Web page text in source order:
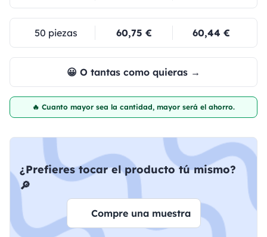
50 piezas 60,75 € 60,44 €
😀 O tantas como quieras →
🔥 Cuanto mayor sea la cantidad, mayor será el ahorro.
¿Prefieres tocar el producto tú mismo?
🔎
Compre una muestra